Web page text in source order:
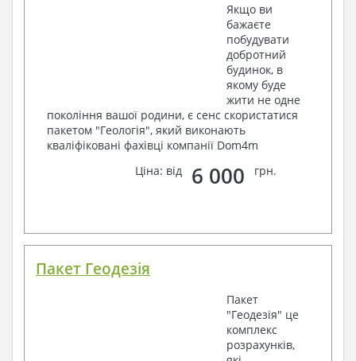
Якщо ви
бажаєте
побудувати
добротний
будинок, в
якому буде
жити не одне
покоління вашої родини, є сенс скористатися
пакетом "Геологія", який виконають
кваліфіковані фахівці компанії Dom4m
Ціна: від
6 000 грн.
Пакет Геодезія
Пакет
"Геодезія" це
комплекс
розрахунків,